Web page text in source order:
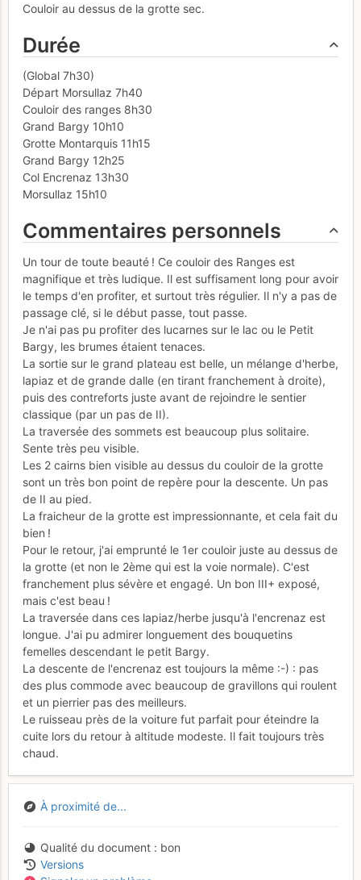
Couloir au dessus de la grotte sec.
Durée
(Global 7h30)
Départ Morsullaz 7h40
Couloir des ranges 8h30
Grand Bargy 10h10
Grotte Montarquis 11h15
Grand Bargy 12h25
Col Encrenaz 13h30
Morsullaz 15h10
Commentaires personnels
Un tour de toute beauté ! Ce couloir des Ranges est
magnifique et très ludique. Il est suffisament long pour avoir
le temps d'en profiter, et surtout très régulier. Il n'y a pas de
passage clé, si le début passe, tout passe.
Je n'ai pas pu profiter des lucarnes sur le lac ou le Petit
Bargy, les brumes étaient tenaces.
La sortie sur le grand plateau est belle, un mélange d'herbe,
lapiaz et de grande dalle (en tirant franchement à droite),
puis des contreforts juste avant de rejoindre le sentier
classique (par un pas de II).
La traversée des sommets est beaucoup plus solitaire.
Sente très peu visible.
Les 2 cairns bien visible au dessus du couloir de la grotte
sont un très bon point de repère pour la descente. Un pas
de II au pied.
La fraicheur de la grotte est impressionnante, et cela fait du
bien !
Pour le retour, j'ai emprunté le 1er couloir juste au dessus de
la grotte (et non le 2ème qui est la voie normale). C'est
franchement plus sévère et engagé. Un bon III+ exposé,
mais c'est beau !
La traversée dans ces lapiaz/herbe jusqu'à l'encrenaz est
longue. J'ai pu admirer longuement des bouquetins
femelles descendant le petit Bargy.
La descente de l'encrenaz est toujours la même :-) : pas
des plus commode avec beaucoup de gravillons qui roulent
et un pierrier pas des meilleurs.
Le ruisseau près de la voiture fut parfait pour éteindre la
cuite lors du retour à altitude modeste. Il fait toujours très
chaud.
À proximité de...
Qualité du document
bon
Versions